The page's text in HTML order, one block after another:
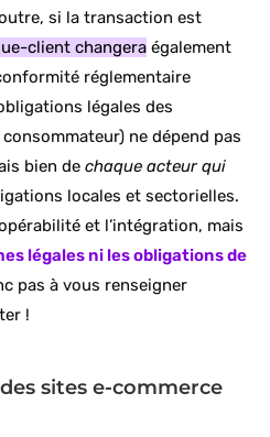
si la transaction est
client changera également
réglementaire
légales des
ne dépend pas
bien de chaque acteur qui
locales et sectorielles.
et l’intégration, mais
légales ni les obligations de
pas à vous renseigner
!
sites e-commerce